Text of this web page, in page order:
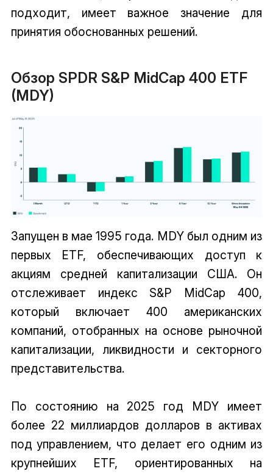
подходит, имеет важное значение для
принятия обоснованных решений.
Обзор SPDR S&P MidCap 400 ETF
(MDY)
Запущен в мае 1995 года. MDY был одним из
первых ETF, обеспечивающих доступ к
акциям средней капитализации США. Он
отслеживает индекс S&P MidCap 400,
который включает 400 американских
компаний, отобранных на основе рыночной
капитализации, ликвидности и секторного
представительства.
По состоянию на 2025 год MDY имеет
более 22 миллиардов долларов в активах
под управлением, что делает его одним из
крупнейших ETF, ориентированных на